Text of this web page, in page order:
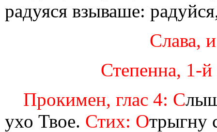
радуяся взываше:
Слава,
Степенна, 1-й
Прокимен, глас 4: С
ухо Твое. Стих: Отрыгну